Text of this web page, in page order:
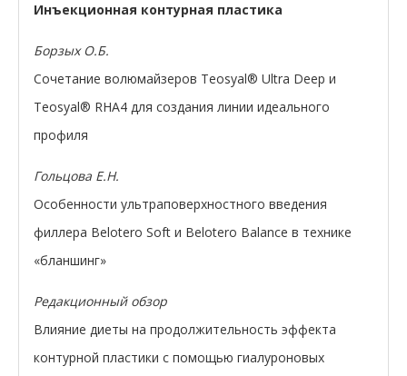
Инъекционная контурная пластика
Борзых О.Б.
Сочетание волюмайзеров Teosyal® Ultra Deep и
Teosyal® RHA4 для создания линии идеального
профиля
Гольцова Е.Н.
Особенности ультраповерхностного введения
филлера Belotero Soft и Belotero Balance в технике
«бланшинг»
Редакционный обзор
Влияние диеты на продолжительность эффекта
контурной пластики с помощью гиалуроновых